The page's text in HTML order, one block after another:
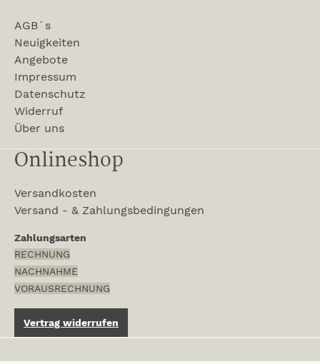
AGB´s
Neuigkeiten
Angebote
Impressum
Datenschutz
Widerruf
Über uns
Onlineshop
Versandkosten
Versand - & Zahlungsbedingungen
Zahlungsarten
RECHNUNG
NACHNAHME
VORAUSRECHNUNG
Vertrag widerrufen